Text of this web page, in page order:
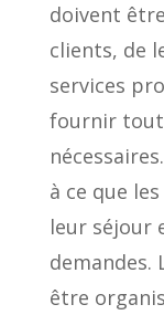
doivent
clients, de
services
fournir
à ce que
leur séjour
demandes.
être